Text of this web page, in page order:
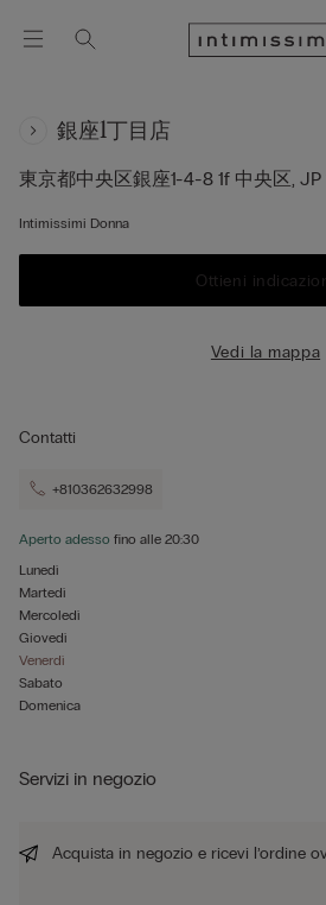
銀座1丁目店
東京都中央区銀座1-4-8 1f 中央区, JP
Intimissimi Donna
Ottieni
Vedi la mappa
Contatti
+810362632998
Aperto adesso fino alle 20:30
Lunedì
Martedì
Mercoledì
Giovedì
Venerdì
Sabato
Domenica
Servizi in negozio
Acquista in negozio e ricevi l’ordine